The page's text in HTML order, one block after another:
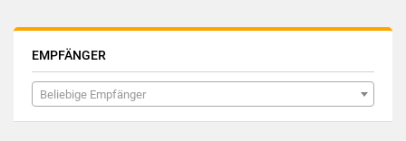
EMPFÄNGER
Beliebige Empfänger